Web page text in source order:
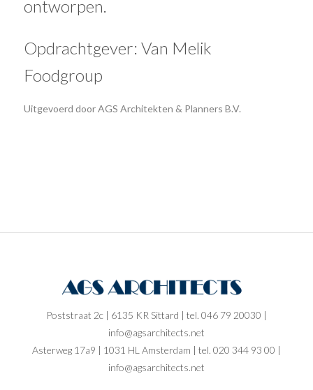
ontworpen.
Opdrachtgever: Van Melik
Foodgroup
Uitgevoerd door AGS Architekten & Planners B.V.
Poststraat 2c | 6135 KR Sittard | tel. 046 79 20030 |
info@agsarchitects.net
Asterweg 17a9 | 1031 HL Amsterdam | tel. 020 344 93 00 |
info@agsarchitects.net